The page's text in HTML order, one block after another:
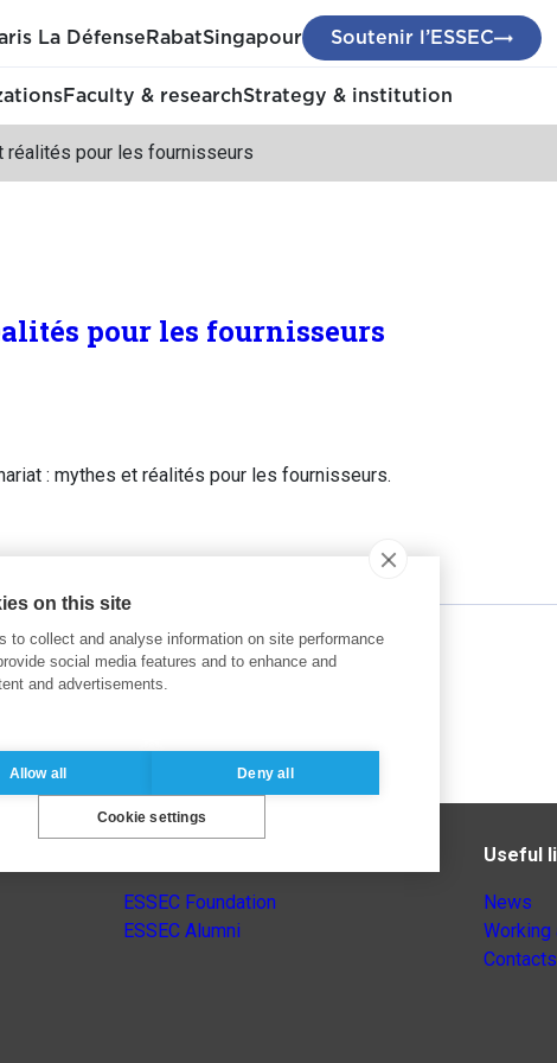
La Défense RabatSingapour Soutenir l’ESSEC
Faculty & researchStrategy & institution
réalités pour les fournisseurs
pour les fournisseurs
: mythes et réalités pour les fournisseurs.
ESSEC Foundation
ESSEC Alumni
Useful
News
Working
Contacts
on this site
to collect and analyse information on site performance
social media features and to enhance and
and advertisements.
Allow all Deny all
Cookie settings